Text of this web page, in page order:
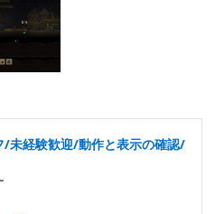
/未経験歓迎/動作と表示の確認/